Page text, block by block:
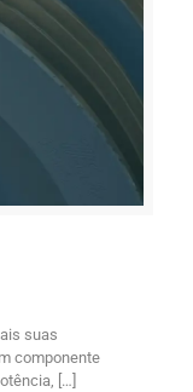
suas
componente
[…]